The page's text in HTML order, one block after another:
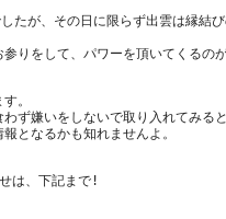
たが、その日に限らず出雲は縁結
。
わず嫌いをしないで取り入れてみる